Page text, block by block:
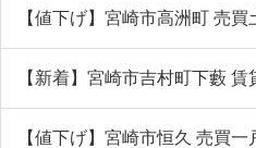
【値下げ】宮崎市高洲町 売買
【新着】宮崎市吉村町下藪 賃
【値下げ】宮崎市恒久 売買一